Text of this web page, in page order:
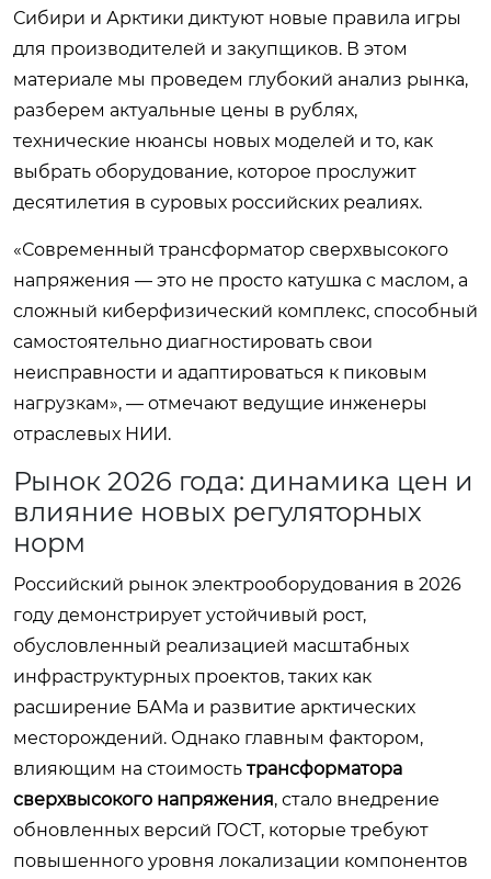
Сибири и Арктики диктуют новые правила игры
для производителей и закупщиков. В этом
материале мы проведем глубокий анализ рынка,
разберем актуальные цены в рублях,
технические нюансы новых моделей и то, как
выбрать оборудование, которое прослужит
десятилетия в суровых российских реалиях.
«Современный трансформатор сверхвысокого
напряжения — это не просто катушка с маслом, а
сложный киберфизический комплекс, способный
самостоятельно диагностировать свои
неисправности и адаптироваться к пиковым
нагрузкам», — отмечают ведущие инженеры
отраслевых НИИ.
Рынок 2026 года: динамика цен и
влияние новых регуляторных
норм
Российский рынок электрооборудования в 2026
году демонстрирует устойчивый рост,
обусловленный реализацией масштабных
инфраструктурных проектов, таких как
расширение БАМа и развитие арктических
месторождений. Однако главным фактором,
влияющим на стоимость трансформатора
сверхвысокого напряжения, стало внедрение
обновленных версий ГОСТ, которые требуют
повышенного уровня локализации компонентов